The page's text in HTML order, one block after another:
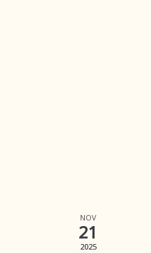
NOV
21
2025